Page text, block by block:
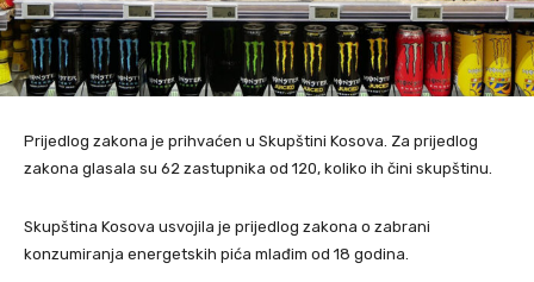
Prijedlog zakona je prihvaćen u Skupštini Kosova. Za prijedlog
zakona glasala su 62 zastupnika od 120, koliko ih čini skupštinu.
Skupština Kosova usvojila je prijedlog zakona o zabrani
konzumiranja energetskih pića mlađim od 18 godina.